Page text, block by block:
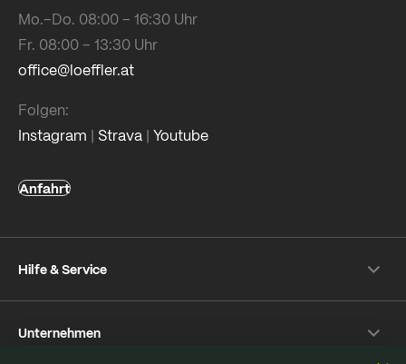
Mo.–Do. 08:00 – 16:30 Uhr
Fr. 08:00 – 13:30 Uhr
office@loeffler.at
Folgen:
Instagram | Strava | Youtube
Anfahrt
Hilfe & Service
Rückversand
Unternehmen